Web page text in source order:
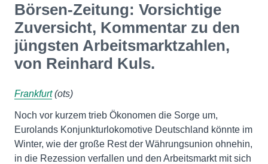
Börsen-Zeitung: Vorsichtige
Zuversicht, Kommentar zu den
jüngsten Arbeitsmarktzahlen,
von Reinhard Kuls.
Frankfurt(ots)
Noch vor kurzem trieb Ökonomen die Sorge um,
Eurolands Konjunkturlokomotive Deutschland könnte im
Winter, wie der große Rest der Währungsunion ohnehin,
in die Rezession verfallen und den Arbeitsmarkt mit sich